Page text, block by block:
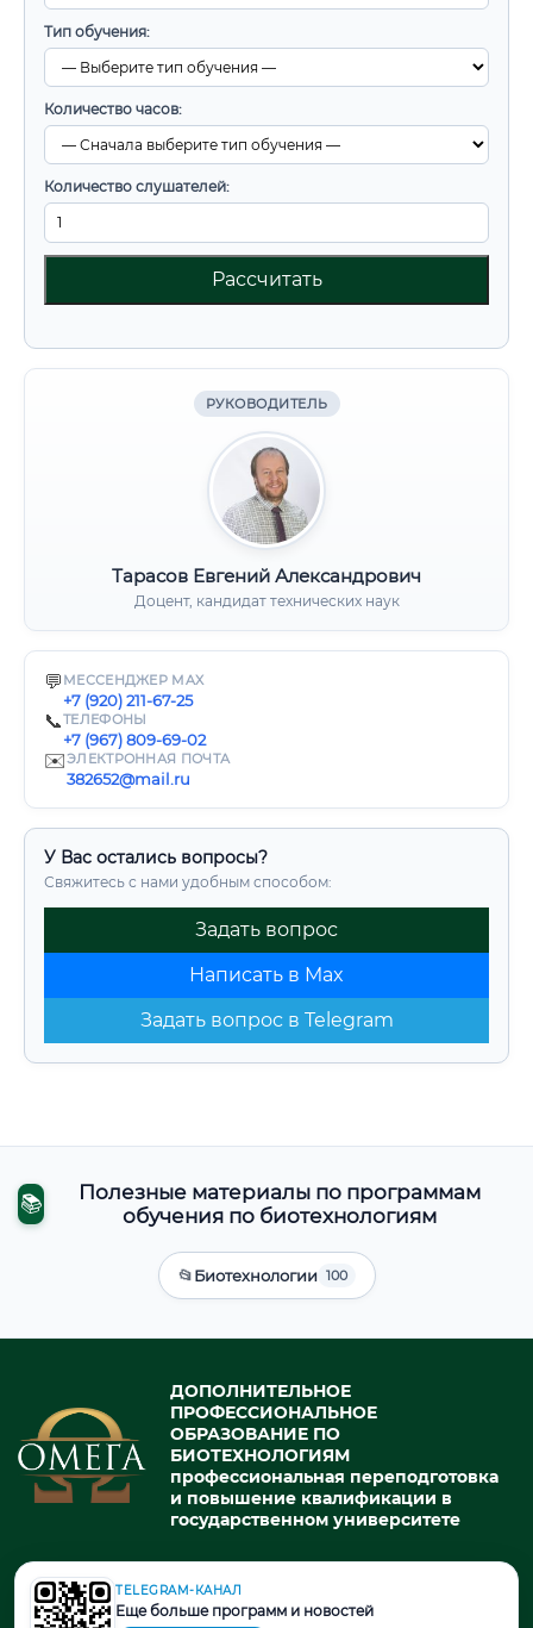
Тип обучения:
Количество часов:
Количество слушателей:
Рассчитать
РУКОВОДИТЕЛЬ
Тарасов Евгений Александрович
Доцент, кандидат технических наук
💬 МЕССЕНДЖЕР MAX
+7 (920) 211-67-25
📞ТЕЛЕФОНЫ
+7 (967) 809-69-02
✉️ЭЛЕКТРОННАЯ ПОЧТА
382652@mail.ru
У Вас остались вопросы?
Свяжитесь с нами удобным способом:
Задать вопрос
Написать в Max
Задать вопрос в Telegram
📚
Полезные материалы по программам
обучения по биотехнологиям
📂Биотехнологии 100
ДОПОЛНИТЕЛЬНОЕ
ПРОФЕССИОНАЛЬНОЕ
ОБРАЗОВАНИЕ ПО
БИОТЕХНОЛОГИЯМ
профессиональная переподготовка
и повышение квалификации в
государственном университете
© 2026. При использовании материалов портала активная ссылка
TELEGRAM-КАНАЛ
Еще больше программ и новостей